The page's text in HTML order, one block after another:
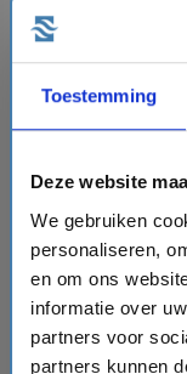
Toestemming
Deze website
We gebruiken
personaliseren,
en om ons
informatie over
partners voor
partners kunnen
Silver Muse
Silversea Cruises
eventvan: 29-08-
schedule10 dagen place
Vaarroute:Barcelona, Marseille, Monte Carlo, Dag op
Zee, Maó-Mahón,